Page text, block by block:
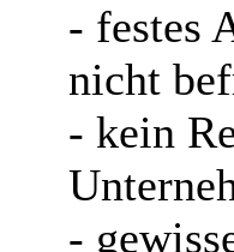
- festes
nicht
- kein
-